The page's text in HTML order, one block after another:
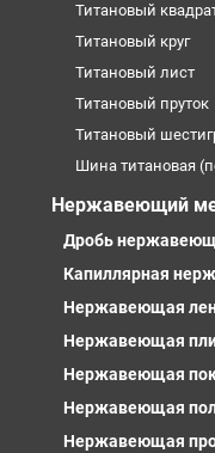
Титановый
Титановый круг
Титановый лист
Титановый пруток
Титановый
Шина титановая
Нержавеющий
Дробь
Капиллярная
Нержавеющая
Нержавеющая
Нержавеющая
Нержавеющая
Нержавеющая